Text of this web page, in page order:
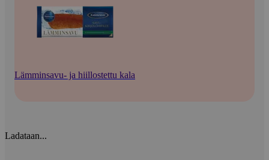
Lämminsavu- ja hiillostettu kala
Ladataan...